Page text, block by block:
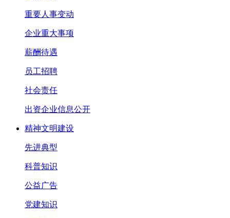
重要人事变动
企业重大事项
薪酬待遇
员工招聘
社会责任
出资企业信息公开
精神文明建设
先进典型
科普知识
公益广告
党建知识